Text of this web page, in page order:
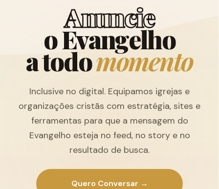
Anuncie
oEvangelho
atodomomento
Inclusive no digital. Equipamos igrejas e
organizações cristãs com estratégia, sites e
ferramentas para que a mensagem do
Evangelho esteja no feed, no story e no
resultado de busca.
Quero Conversar →